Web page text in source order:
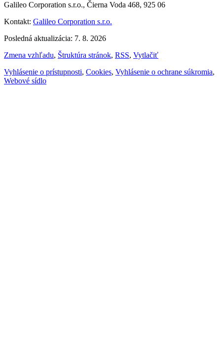
Galileo Corporation s.r.o., Čierna Voda 468, 925 06
Kontakt: Galileo Corporation s.r.o.
Posledná aktualizácia: 7. 8. 2026
Zmena vzhľadu, Štruktúra stránok, RSS, Vytlačiť
Vyhlásenie o prístupnosti, Cookies, Vyhlásenie o ochrane súkromia,
Webové sídlo